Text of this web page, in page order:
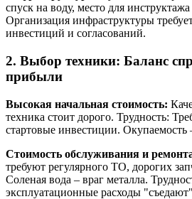
спуск на воду, место для
Организация инфраструктуры
инвестиций и согласований.
2. Выбор техники: Баланс
прибыли
Высокая начальная стоимость:
техника стоит дорого. Трудность:
стартовые инвестиции. Окупаемость
Стоимость обслуживания и
требуют регулярного ТО, дорогих
Соленая вода – враг металла.
эксплуатационные расходы